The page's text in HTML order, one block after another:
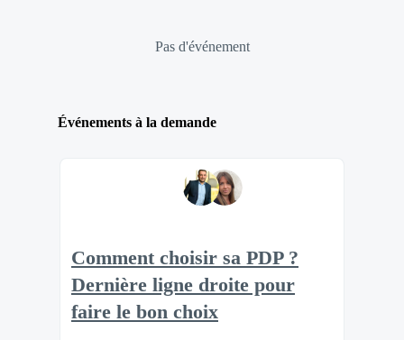
Pas d'événement
Événements à la demande
Comment choisir sa PDP ?
Dernière ligne droite pour
faire le bon choix